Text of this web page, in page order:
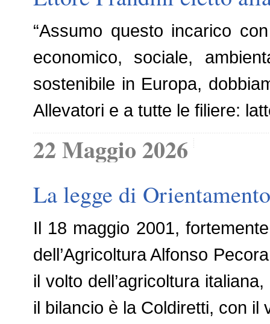
“Assumo questo incarico
economico, sociale,
sostenibile in Europa,
Allevatori e a tutte le filiere:
22 Maggio 2026
La legge di
Il 18 maggio 2001,
dell’Agricoltura Alfonso
il volto dell’agricoltura
il bilancio è la Coldiretti, con